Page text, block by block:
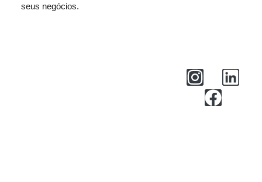
seus negócios.